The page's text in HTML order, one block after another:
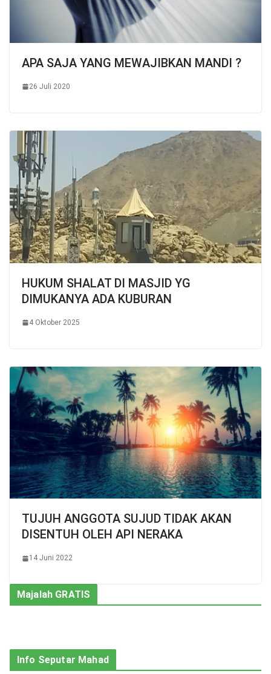
APA SAJA YANG MEWAJIBKAN MANDI ?
26 Juli 2020
HUKUM SHALAT DI MASJID YG
DIMUKANYA ADA KUBURAN
4 Oktober 2025
TUJUH ANGGOTA SUJUD TIDAK AKAN
DISENTUH OLEH API NERAKA
14 Juni 2022
Majalah GRATIS
Info Seputar Mahad